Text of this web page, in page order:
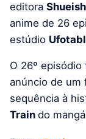
editora
anime de 26
estúdio
O 26º
anúncio de um
sequência à
Train do